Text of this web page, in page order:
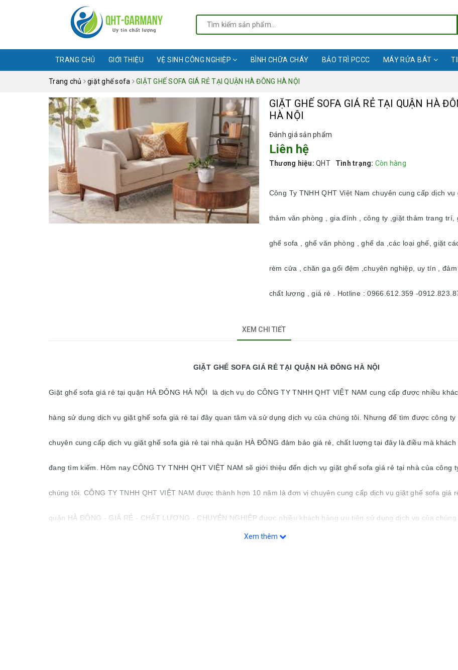
TRANG CHỦ GIỚI THIỆU VỆ SINH CÔNG NGHIỆP BÌNH CHỮA CHÁY BẢO TRÌ PCCC MÁY RỬA BÁT
Trang chủ giặt ghế sofa GIẶT GHẾ SOFA GIÁ RẺ TẠI QUẬN HÀ ĐÔNG HÀ NỘI
GIẶT GHẾ SOFA GIÁ RẺ TẠI QUẬN HÀ
HÀ NỘI
Đánh giá sản phẩm
Liên hệ
Thương hiệu: QHT Tình trạng: Còn hàng
Công Ty TNHH QHT Việt Nam chuyên cung cấp dịch vụ
thảm văn phòng , gia đình , công ty ,giặt thảm trang trí,
ghế sofa , ghế văn phòng , ghế da ,các loại ghế, giặt
rèm cửa , chăn ga gối đệm ,chuyên nghiệp, uy tín ,
chất lượng , giá rẻ . Hotline : 0966.612.359 -
XEM CHI TIẾT
GIẶT GHẾ SOFA GIÁ RẺ TẠI QUẬN HÀ ĐÔNG HÀ NỘI
Giặt ghế sofa giá rẻ tại quận HÀ ĐÔNG HÀ NỘI là dịch vụ do CÔNG TY TNHH QHT VIỆT NAM cung cấp được nhiều
hàng sử dụng dịch vụ giặt ghế sofa giá rẻ tại đây quan tâm và sử dụng dịch vụ của chúng tôi. Nhưng để tìm được công ty
chuyên cung cấp dịch vụ giặt ghế sofa giá rẻ tại nhà quận HÀ ĐÔNG đảm bảo giá rẻ, chất lượng tại đây là điều mà khách
đang tìm kiếm. Hôm nay CÔNG TY TNHH QHT VIỆT NAM sẽ giới thiệu đến dịch vụ giặt ghế sofa giá rẻ tại nhà của công
chúng tôi. CÔNG TY TNHH QHT VIỆT NAM được thành hơn 10 năm là đơn vị chuyên cung cấp dịch vụ giặt ghế sofa giá
quận HÀ ĐÔNG - GIÁ RẺ - CHẤT LƯƠNG - CHUYÊN NGHIỆP được nhiều khách hàng ưu tiên sử dụng dịch vụ của chúng
Xem thêm